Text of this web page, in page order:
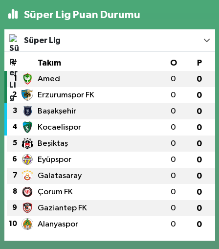
Süper Lig Puan Durumu
Süper Lig
# Takım O P
1 Amed 0 0
2 Erzurumspor FK 0 0
3 Başakşehir 0 0
4 Kocaelispor 0 0
5 Beşiktaş 0 0
6 Eyüpspor 0 0
7 Galatasaray 0 0
8 Çorum FK 0 0
9 Gaziantep FK 0 0
10 Alanyaspor 0 0